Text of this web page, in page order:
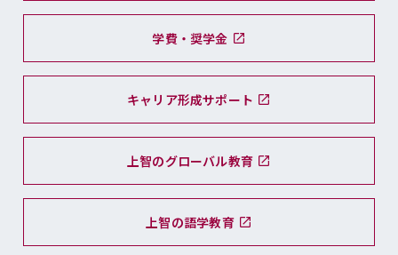
学費・奨学金
キャリア形成サポート
上智のグローバル教育
上智の語学教育